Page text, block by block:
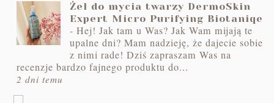
Żel do mycia twarzy DermoSkin
Expert Micro Purifying Biotaniqe
-Hej! Jak tam u Was? Jak Wam mijają te
upalne dni? Mam nadzieję, że dajecie sobie
z nimi rade! Dziś zapraszam Was na
recenzje bardzo fajnego produktu do...
2 dni temu